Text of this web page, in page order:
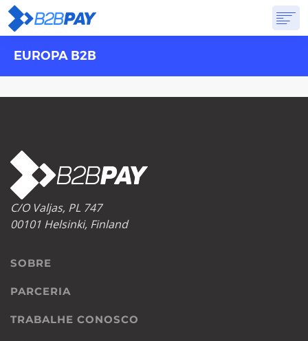
SOBRE SOLUÇÕESBANCO VIRTUAL
EUROPA B2B
C/O Valjas, PL 747
00101 Helsinki, Finland
SOBRE
PARCERIA
TRABALHE CONOSCO